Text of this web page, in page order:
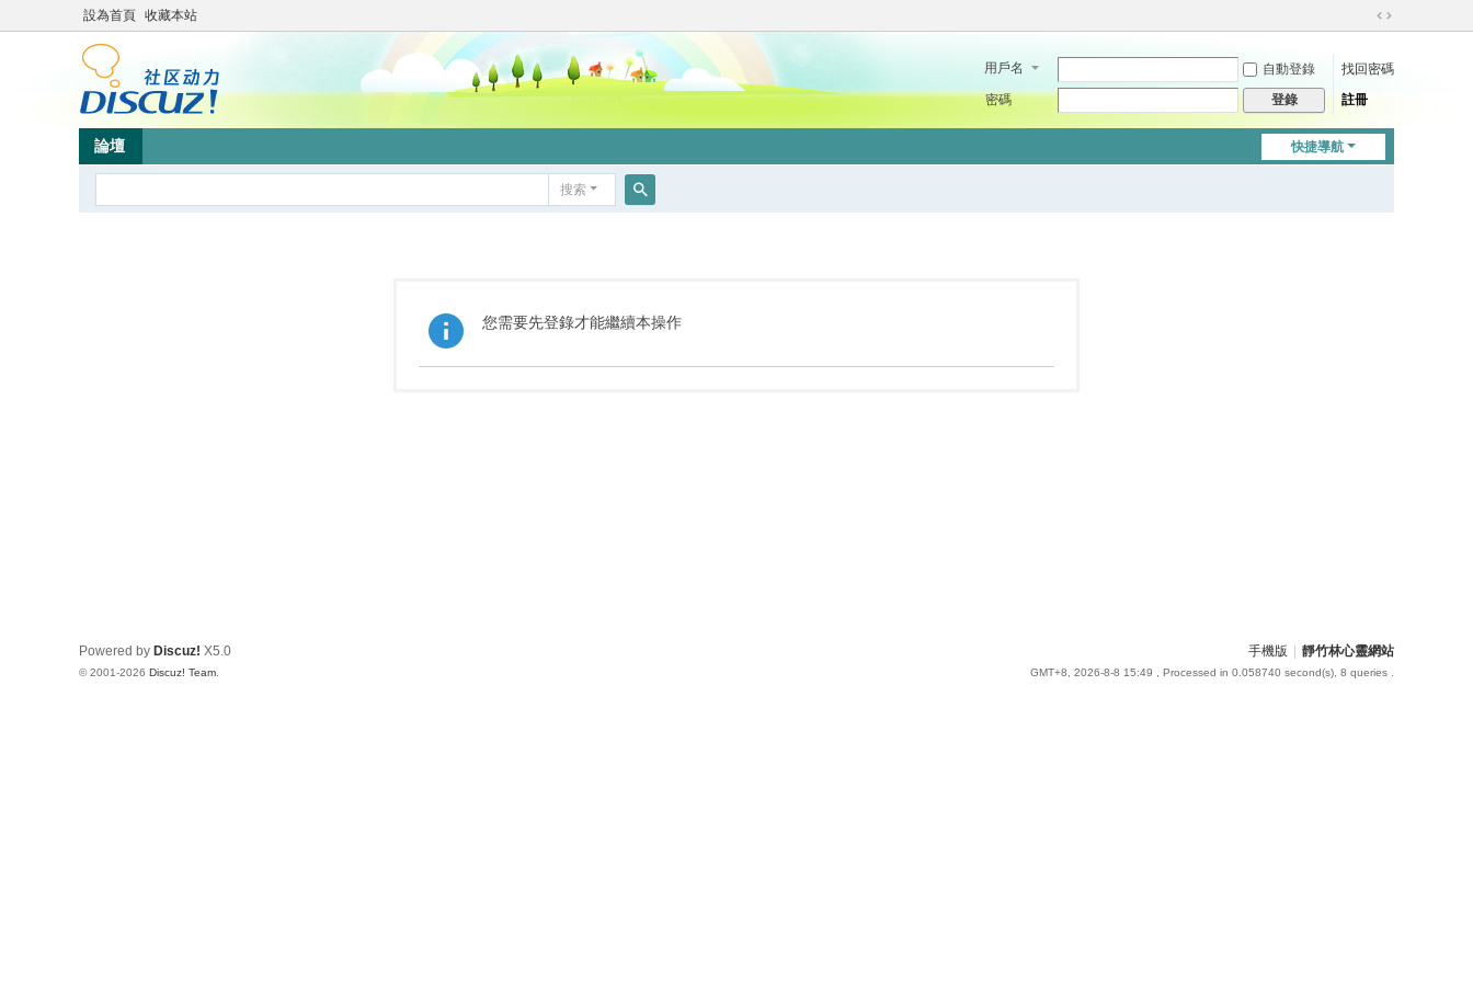
設為首頁 收藏本站
切
到
用戶名 自動登錄
找回密碼
密碼
登錄 註冊
快捷導航
論壇
搜索
您需要先登錄才能繼續本操作
手機版 靜竹林心靈網站
GMT+8, 2026-8-8 15:49 , Processed in 0.058740 second(s), 8 queries .
Powered by Discuz! X5.0
© 2001-2026 Discuz! Team